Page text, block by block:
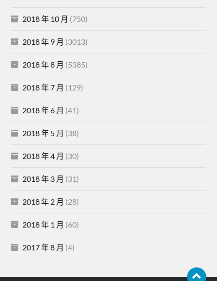
2018 年 10 月 (750)
2018 年 9 月 (3013)
2018 年 8 月 (5385)
2018 年 7 月 (129)
2018 年 6 月 (41)
2018 年 5 月 (38)
2018 年 4 月 (30)
2018 年 3 月 (31)
2018 年 2 月 (28)
2018 年 1 月 (60)
2017 年 8 月 (4)